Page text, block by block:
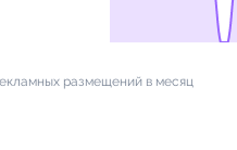
размещений в месяц